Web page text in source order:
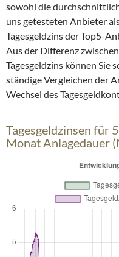
sowohl die
uns getesteten Anbieter
Tagesgeldzins der Top5-
Aus der Differenz
Tagesgeldzins können Sie
ständige Vergleichen der
Wechsel des
Tagesgeldzinsen für
Monat Anlagedauer